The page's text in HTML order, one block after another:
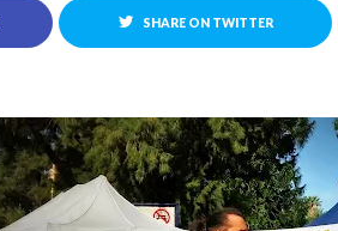
SHARE ON TWITTER